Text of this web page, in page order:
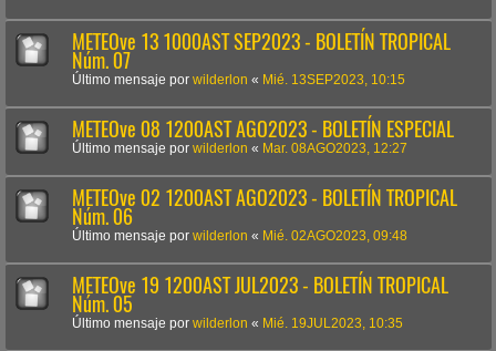
METEOve 13 1000AST SEP2023 - BOLETÍN TROPICAL
Núm. 07
Último mensaje por wilderlon « Mié. 13SEP2023, 10:15
METEOve 08 1200AST AGO2023 - BOLETÍN ESPECIAL
Último mensaje por wilderlon « Mar. 08AGO2023, 12:27
METEOve 02 1200AST AGO2023 - BOLETÍN TROPICAL
Núm. 06
Último mensaje por wilderlon « Mié. 02AGO2023, 09:48
METEOve 19 1200AST JUL2023 - BOLETÍN TROPICAL
Núm. 05
Último mensaje por wilderlon « Mié. 19JUL2023, 10:35